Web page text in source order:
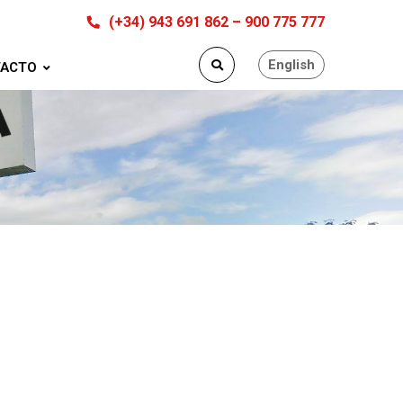
(+34) 943 691 862 – 900 775 777
English